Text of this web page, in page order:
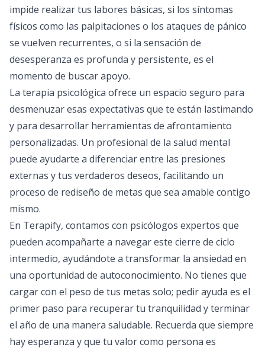
impide realizar tus labores básicas, si los síntomas
físicos como las palpitaciones o los ataques de pánico
se vuelven recurrentes, o si la sensación de
desesperanza es profunda y persistente, es el
momento de buscar apoyo.
La terapia psicológica ofrece un espacio seguro para
desmenuzar esas expectativas que te están lastimando
y para desarrollar herramientas de afrontamiento
personalizadas. Un profesional de la salud mental
puede ayudarte a diferenciar entre las presiones
externas y tus verdaderos deseos, facilitando un
proceso de rediseño de metas que sea amable contigo
mismo.
En Terapify, contamos con psicólogos expertos que
pueden acompañarte a navegar este cierre de ciclo
intermedio, ayudándote a transformar la ansiedad en
una oportunidad de autoconocimiento. No tienes que
cargar con el peso de tus metas solo; pedir ayuda es el
primer paso para recuperar tu tranquilidad y terminar
el año de una manera saludable. Recuerda que siempre
hay esperanza y que tu valor como persona es